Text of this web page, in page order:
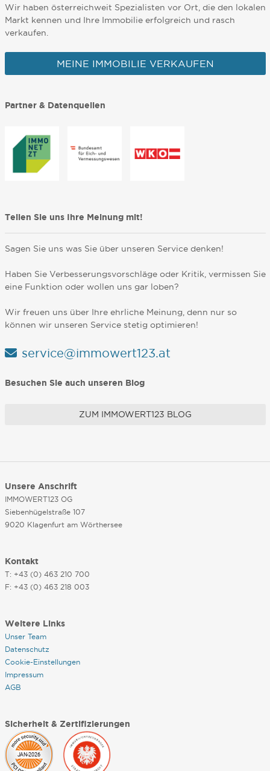
Wir haben österreichweit Spezialisten vor Ort, die den lokalen
Markt kennen und Ihre Immobilie erfolgreich und rasch
verkaufen.
MEINE IMMOBILIE VERKAUFEN
Partner & Datenquellen
Teilen Sie uns Ihre Meinung mit!
Sagen Sie uns was Sie über unseren Service denken!
Haben Sie Verbesserungsvorschläge oder Kritik, vermissen Sie
eine Funktion oder wollen uns gar loben?
Wir freuen uns über Ihre ehrliche Meinung, denn nur so
können wir unseren Service stetig optimieren!
service@immowert123.at
Besuchen Sie auch unseren Blog
ZUM IMMOWERT123 BLOG
Unsere Anschrift
IMMOWERT123 OG
Siebenhügelstraße 107
9020 Klagenfurt am Wörthersee
Kontakt
T: +43 (0) 463 210 700
F: +43 (0) 463 218 003
Weitere Links
Unser Team
Datenschutz
Cookie-Einstellungen
Impressum
AGB
Sicherheit & Zertifizierungen